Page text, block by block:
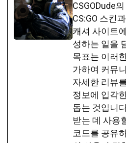
CSGODude
CS:GO 스킨
캐셔 사이트
성하는 일을
목표는 이러
가하여 커뮤
자세한 리뷰
정보에 입각
돕는 것입니
받는 데 사용
코드를 공유